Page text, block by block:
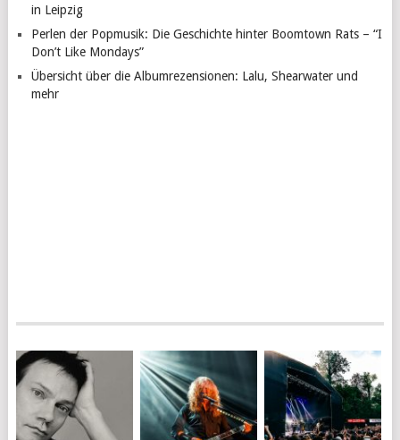
in Leipzig
Perlen der Popmusik: Die Geschichte hinter Boomtown Rats – “I
Don’t Like Mondays”
Übersicht über die Albumrezensionen: Lalu, Shearwater und
mehr